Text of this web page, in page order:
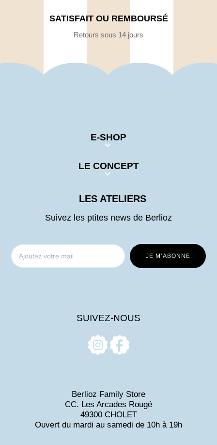
SATISFAIT OU REMBOURSÉ
Retours sous 14 jours
E-SHOP
LE CONCEPT
LES ATELIERS
Suivez les ptites news de Berlioz
SUIVEZ-NOUS
Berlioz Family Store
CC. Les Arcades Rougé
49300 CHOLET
Ouvert du mardi au samedi de 10h à 19h